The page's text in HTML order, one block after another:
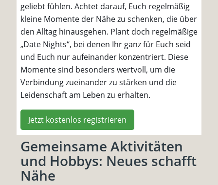
geliebt fühlen. Achtet darauf, Euch regelmäßig
kleine Momente der Nähe zu schenken, die über
den Alltag hinausgehen. Plant doch regelmäßige
„Date Nights“, bei denen Ihr ganz für Euch seid
und Euch nur aufeinander konzentriert. Diese
Momente sind besonders wertvoll, um die
Verbindung zueinander zu stärken und die
Leidenschaft am Leben zu erhalten.
Jetzt kostenlos registrieren
Gemeinsame Aktivitäten
und Hobbys: Neues schafft
Nähe